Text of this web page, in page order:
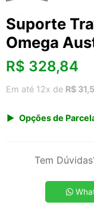
Suporte
Omega
R$ 328,84
Em até 12x de R$
Opções de
2x de R$ 176,26
4x de R$ 89,40
5x de R$ 72,02
Tem